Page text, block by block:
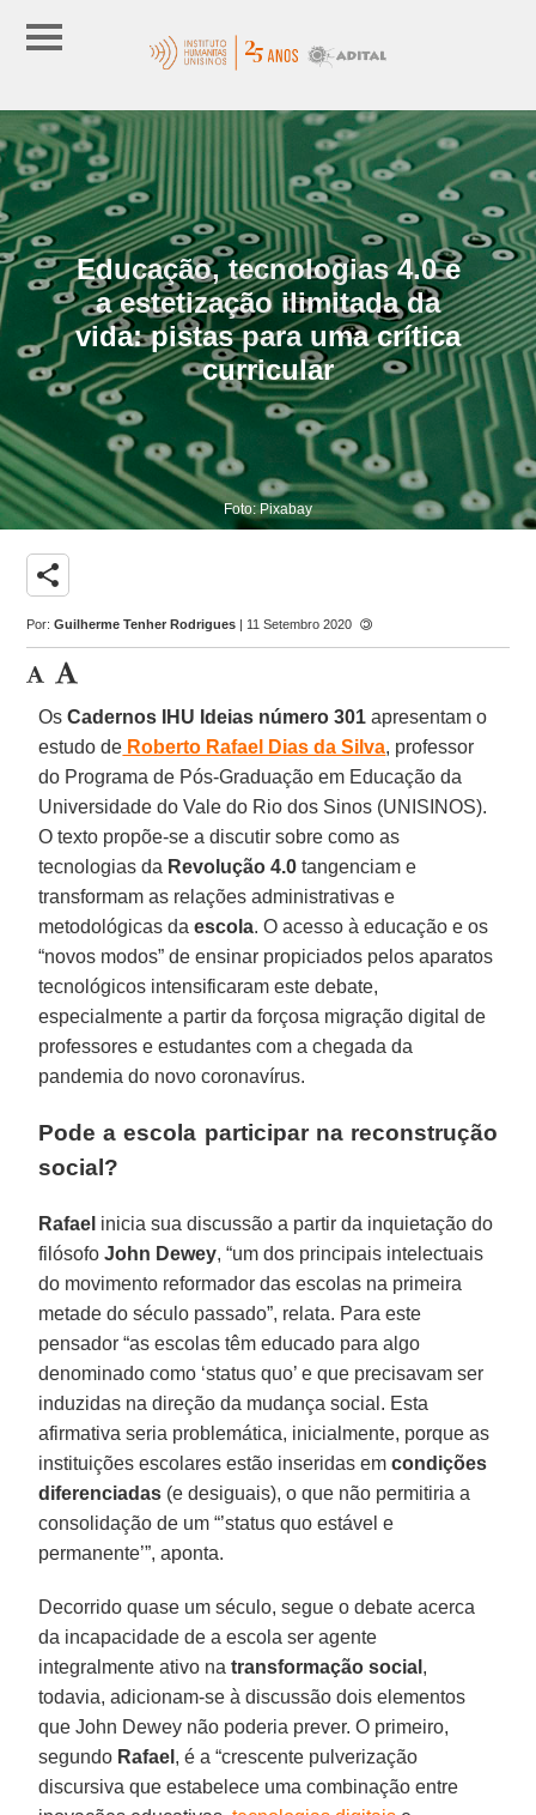
Educação, tecnologias 4.0 e
a estetização ilimitada da
vida: pistas para uma crítica
curricular
Foto: Pixabay
share
Por:Guilherme Tenher Rodrigues | 11 Setembro 2020
OsCadernos IHU Ideias número 301 apresentam o
estudo de Roberto Rafael Dias da Silva, professor
do Programa de Pós-Graduação em Educação da
Universidade do Vale do Rio dos Sinos (UNISINOS).
O texto propõe-se a discutir sobre como as
tecnologias da Revolução 4.0 tangenciam e
transformam as relações administrativas e
metodológicas daescola. O acesso à educação e os
“novos modos” de ensinar propiciados pelos aparatos
tecnológicos intensificaram este debate,
especialmente a partir da forçosa migração digital de
professores e estudantes com a chegada da
pandemia do novo coronavírus.
Pode a escola participar na reconstrução
social?
Rafael inicia sua discussão a partir da inquietação do
filósofoJohn Dewey, “um dos principais intelectuais
do movimento reformador das escolas na primeira
metade do século passado”, relata. Para este
pensador “as escolas têm educado para algo
denominado como ‘status quo’ e que precisavam ser
induzidas na direção da mudança social. Esta
afirmativa seria problemática, inicialmente, porque as
instituições escolares estão inseridas emcondições
diferenciadas (e desiguais), o que não permitiria a
consolidação de um “’status quo estável e
permanente’”, aponta.
Decorrido quase um século, segue o debate acerca
da incapacidade de a escola ser agente
integralmente ativo natransformação social ,
todavia, adicionam-se à discussão dois elementos
que John Dewey não poderia prever. O primeiro,
segundo Rafael , é a “crescente pulverização
discursiva que estabelece uma combinação entre